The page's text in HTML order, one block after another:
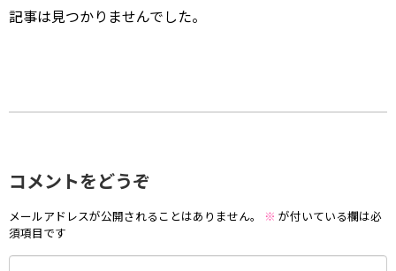
記事は見つかりませんでした。
コメントをどうぞ
メールアドレスが公開されることはありません。 ※ が付いている欄は必
須項目です